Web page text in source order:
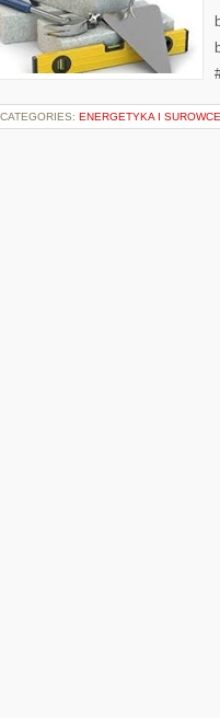
CATEGORIES: ENERGETYKA I